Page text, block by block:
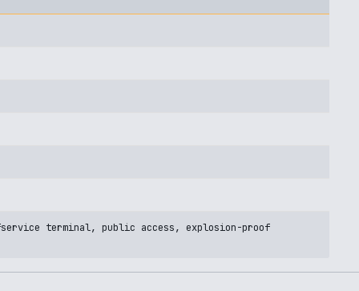
terminal, public access, explosion-proof